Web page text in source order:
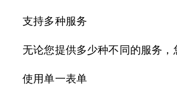
支持多种服务
无论您提供多少种不同的服务
使用单一表单